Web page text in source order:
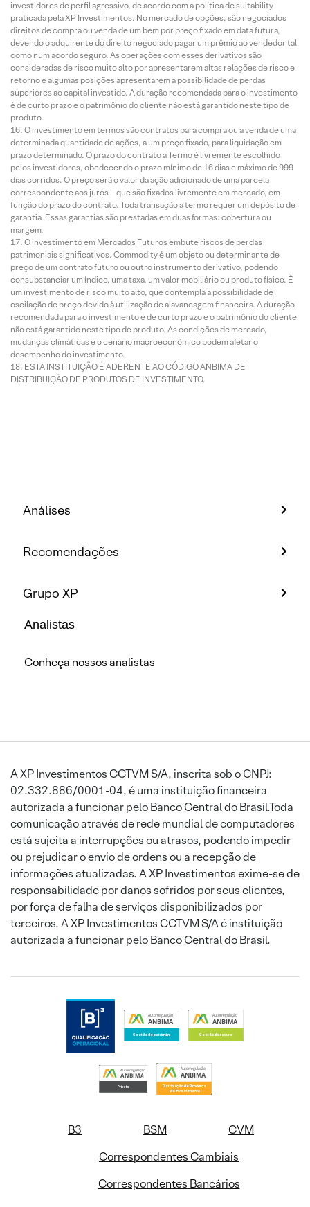
investidores de perfil agressivo, de acordo com a política de suitability
praticada pela XP Investimentos. No mercado de opções, são negociados
direitos de compra ou venda de um bem por preço fixado em data futura,
devendo o adquirente do direito negociado pagar um prêmio ao vendedor tal
como num acordo seguro. As operações com esses derivativos são
consideradas de risco muito alto por apresentarem altas relações de risco e
retorno e algumas posições apresentarem a possibilidade de perdas
superiores ao capital investido. A duração recomendada para o investimento
é de curto prazo e o patrimônio do cliente não está garantido neste tipo de
produto.
O investimento em termos são contratos para compra ou a venda de uma
determinada quantidade de ações, a um preço fixado, para liquidação em
prazo determinado. O prazo do contrato a Termo é livremente escolhido
pelos investidores, obedecendo o prazo mínimo de 16 dias e máximo de 999
dias corridos. O preço será o valor da ação adicionado de uma parcela
correspondente aos juros – que são fixados livremente em mercado, em
função do prazo do contrato. Toda transação a termo requer um depósito de
garantia. Essas garantias são prestadas em duas formas: cobertura ou
margem.
O investimento em Mercados Futuros embute riscos de perdas
patrimoniais significativos. Commodity é um objeto ou determinante de
preço de um contrato futuro ou outro instrumento derivativo, podendo
consubstanciar um índice, uma taxa, um valor mobiliário ou produto físico. É
um investimento de risco muito alto, que contempla a possibilidade de
oscilação de preço devido à utilização de alavancagem financeira. A duração
recomendada para o investimento é de curto prazo e o patrimônio do cliente
não está garantido neste tipo de produto. As condições de mercado,
mudanças climáticas e o cenário macroeconômico podem afetar o
desempenho do investimento.
ESTA INSTITUIÇÃO É ADERENTE AO CÓDIGO ANBIMA DE
DISTRIBUIÇÃO DE PRODUTOS DE INVESTIMENTO.
Análises
Recomendações
Grupo XP
Analistas
Conheça nossos analistas
A XP Investimentos CCTVM S/A, inscrita sob o CNPJ:
02.332.886/0001-04, é uma instituição financeira
autorizada a funcionar pelo Banco Central do Brasil.Toda
comunicação através de rede mundial de computadores
está sujeita a interrupções ou atrasos, podendo impedir
ou prejudicar o envio de ordens ou a recepção de
informações atualizadas. A XP Investimentos exime-se de
responsabilidade por danos sofridos por seus clientes,
por força de falha de serviços disponibilizados por
terceiros. A XP Investimentos CCTVM S/A é instituição
autorizada a funcionar pelo Banco Central do Brasil.
B3 BSM
CVM
Correspondentes Cambiais
Correspondentes Bancários